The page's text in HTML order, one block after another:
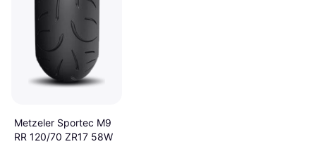
Metzeler Sportec M9
RR 120/70 ZR17 58W